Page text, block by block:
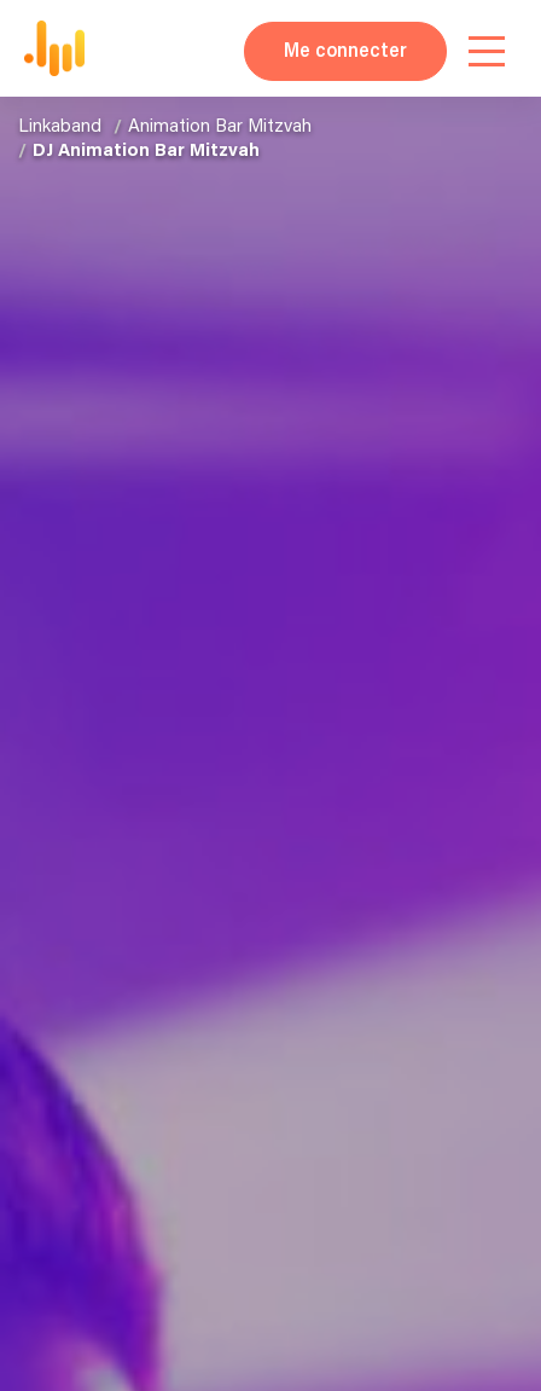
Me connecter
Linkaband
Animation Bar Mitzvah
DJ Animation Bar Mitzvah